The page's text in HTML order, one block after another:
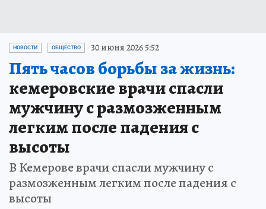
НОВОСТИ ОБЩЕСТВО 30 июня 2026 5:52
Пять часов борьбы за жизнь:
кемеровские врачи спасли
мужчину с размозженным
легким после падения с
высоты
В Кемерове врачи спасли мужчину с
размозженным легким после падения с
высоты